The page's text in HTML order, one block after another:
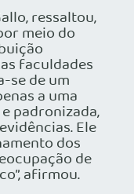
ressaltou,
meio do
faculdades
se de um
a uma
padronizada,
Ele
dos
de
afirmou.